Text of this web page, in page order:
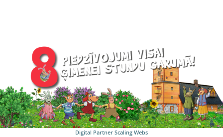
Digital Partner Scaling Webs